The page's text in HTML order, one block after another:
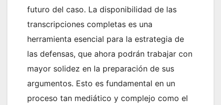
futuro del caso. La disponibilidad de las
transcripciones completas es una
herramienta esencial para la estrategia de
las defensas, que ahora podrán trabajar con
mayor solidez en la preparación de sus
argumentos. Esto es fundamental en un
proceso tan mediático y complejo como el